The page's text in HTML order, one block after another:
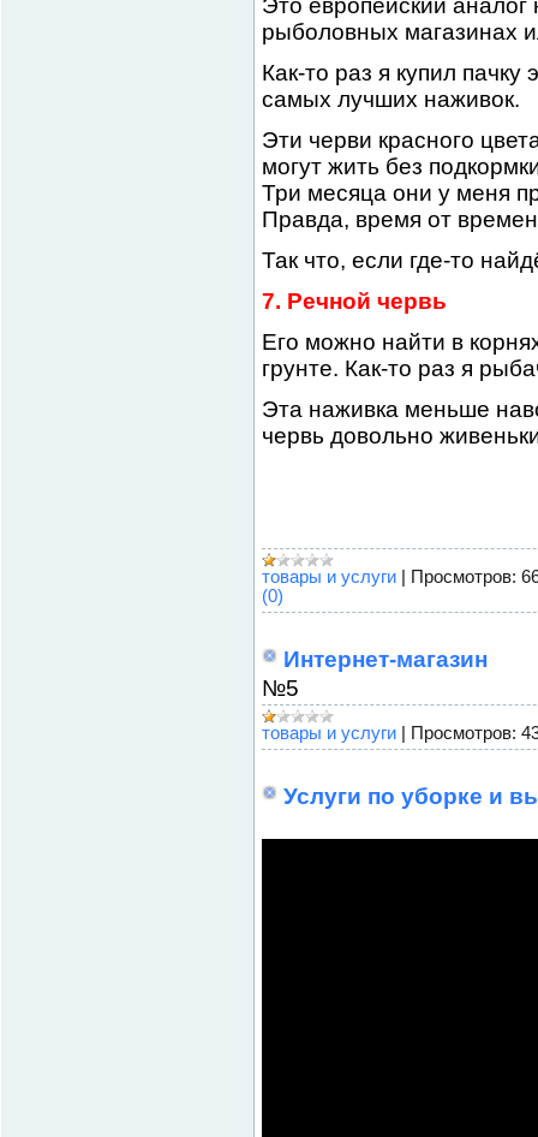
Это европейский
рыболовных магазинах
Как-то раз я купил
самых лучших наживок.
Эти черви красного
могут жить без
Три месяца они у меня
Правда, время от
Так что, если где-то
7. Речной червь
Его можно найти в
грунте. Как-то раз я
Эта наживка меньше
червь довольно
товары и услуги Просмотров:
(0)
Интернет-магазин
№5
товары и услуги Просмотров:
Услуги по уборке и